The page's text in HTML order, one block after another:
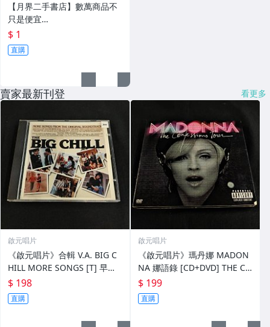
【月界二手書店】數萬商品不
只是便宜…
$ 1
直購
賣家最新刊登 看更多
啟元唱片
《啟元唱片》合輯 V.A. BIG C
HILL MORE SONGS [T] 早期
版片況良好
$ 198
直購
啟元唱片
《啟元唱片》瑪丹娜 MADON
NA 娜語錄 [CD+DVD] THE CO
NFESSIONS TOUR 紙版CD+D
VD 片況良好
$ 199
直購